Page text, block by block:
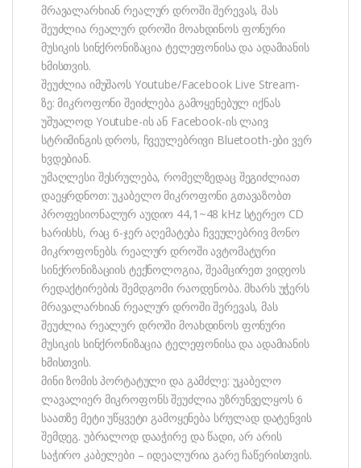
მრავალარხიან რეალურ დროში შერევას, მას
შეუძლია რეალურ დროში მოახდინოს ფონური
მუსიკის სინქრონიზაცია ტელეფონისა და ადამიანის
ხმისთვის.
შეუძლია იმუშაოს Youtube/Facebook Live Stream-
ზე: მიკროფონი შეიძლება გამოყენებულ იქნას
უშუალოდ Youtube-ის ან Facebook-ის ლაივ
სტრიმინგის დროს, ჩვეულებრივი Bluetooth-ები ვერ
ხვდებიან.
უმაღლესი შესრულება, რომელზედაც შეგიძლიათ
დაეყრდნოთ: უკაბელო მიკროფონი გთავაზობთ
პროფესიონალურ აუდიო 44,1~48 kHz სტერეო CD
ხარისხს, რაც 6-ჯერ აღემატება ჩვეულებრივ მონო
მიკროფონებს. რეალურ დროში ავტომატური
სინქრონიზაციის ტექნოლოგია, შეამცირეთ ვიდეოს
რედაქტირების შემდგომი რაოდენობა. მხარს უჭერს
მრავალარხიან რეალურ დროში შერევას, მას
შეუძლია რეალურ დროში მოახდინოს ფონური
მუსიკის სინქრონიზაცია ტელეფონისა და ადამიანის
ხმისთვის.
მინი ზომის პორტატული და გამძლე: უკაბელო
ლავალიერ მიკროფონს შეუძლია უზრუნველყოს 6
საათზე მეტი უწყვეტი გამოყენება სრულად დატენვის
შემდეგ. უბრალოდ დააჭირე და წადი, არ არის
საჭირო კაბელები – იდეალურია გარე ჩაწერისთვის.